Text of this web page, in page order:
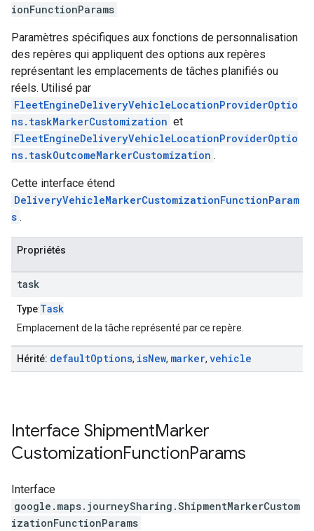
ionFunctionParams
Paramètres spécifiques aux fonctions de personnalisation
des repères qui appliquent des options aux repères
représentant les emplacements de tâches planifiés ou
réels. Utilisé par
FleetEngineDeliveryVehicleLocationProviderOptio
ns.taskMarkerCustomization et
FleetEngineDeliveryVehicleLocationProviderOptio
ns.taskOutcomeMarkerCustomization .
Cette interface étend
DeliveryVehicleMarkerCustomizationFunctionParam
s .
Propriétés
task
Type:Task
Emplacement de la tâche représenté par ce repère.
Hérité: defaultOptions, isNew, marker, vehicle
Interface ShipmentMarker
CustomizationFunctionParams
Interface
google.maps.journeySharing .ShipmentMarkerCustom
izationFunctionParams